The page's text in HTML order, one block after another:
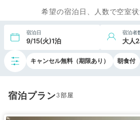
希望の宿泊日、人数で空室
宿泊日
9/15(火)1泊
宿泊者
大人
キャンセル無料（期限あり） 朝食付
宿泊プラン3